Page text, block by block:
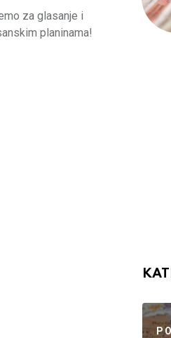
za glasanje i
planinama!